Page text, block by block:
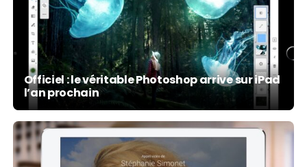
Officiel : le véritable Photoshop arrive sur iPad
l’an prochain